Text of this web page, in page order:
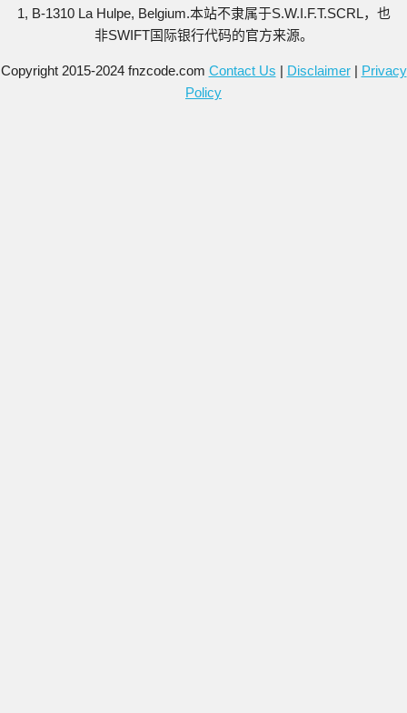
1, B-1310 La Hulpe, Belgium.本站不隶属于S.W.I.F.T.SCRL，也
非SWIFT国际银行代码的官方来源。
Copyright 2015-2024 fnzcode.com Contact Us | Disclaimer| Privacy
Policy